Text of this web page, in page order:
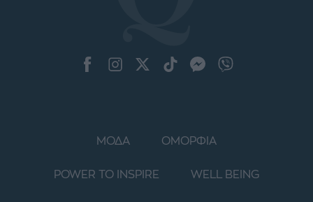
ΜΟΔΑ ΟΜΟΡΦΙΑ
POWER TO INSPIRE WELL BEING